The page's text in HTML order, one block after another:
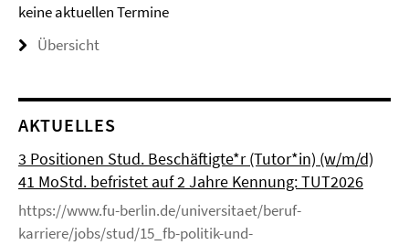
keine aktuellen Termine
Übersicht
AKTUELLES
3 Positionen Stud. Beschäftigte*r (Tutor*in) (w/m/d)
41 MoStd. befristet auf 2 Jahre Kennung: TUT2026
https://www.fu-berlin.de/universitaet/beruf-
karriere/jobs/stud/15_fb-politik-und-